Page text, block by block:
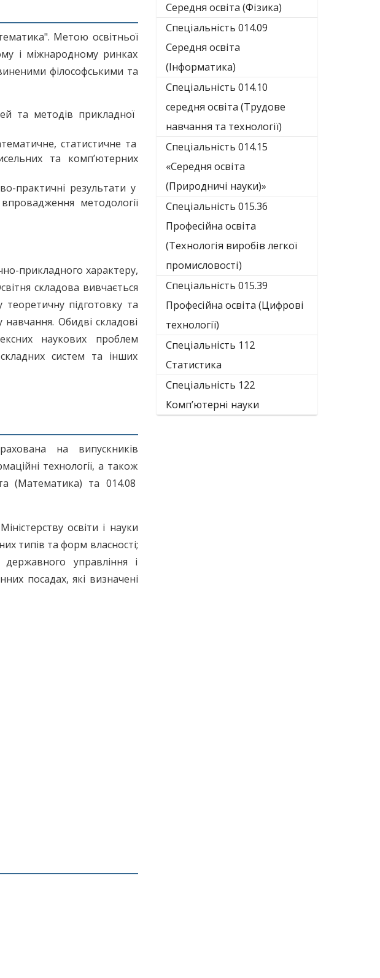
Метою освітньої
і міжнародному ринках
філософськими та
та методів прикладної
статистичне та
та комп’ютерних
практичні результати у
методології
прикладного характеру,
складова вивчається
підготовку та
навчання. Обидві складові
наукових проблем
систем та інших
на випускників
технології, а також
(Математика) та 014.08
освіти і науки
типів та форм власності;
державного управління і
посадах, які визначені
Середня освіта (Фізика)
Спеціальність 014.09
Середня освіта
(Інформатика)
Спеціальність 014.10
середня освіта (Трудове
навчання та технології)
Спеціальність 014.15
«Середня освіта
(Природничі науки)»
Спеціальність 015.36
Професійна освіта
(Технологія виробів легкої
промисловості)
Спеціальність 015.39
Професійна освіта (Цифрові
технології)
Спеціальність 112
Статистика
Спеціальність 122
Комп’ютерні науки